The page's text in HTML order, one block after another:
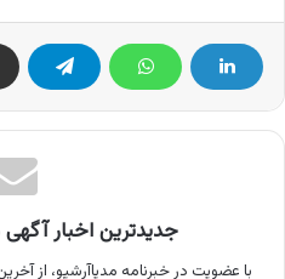
جدیدترین اخبار آگهی
با عضویت در خبرنامه مدیاآرشیو، از